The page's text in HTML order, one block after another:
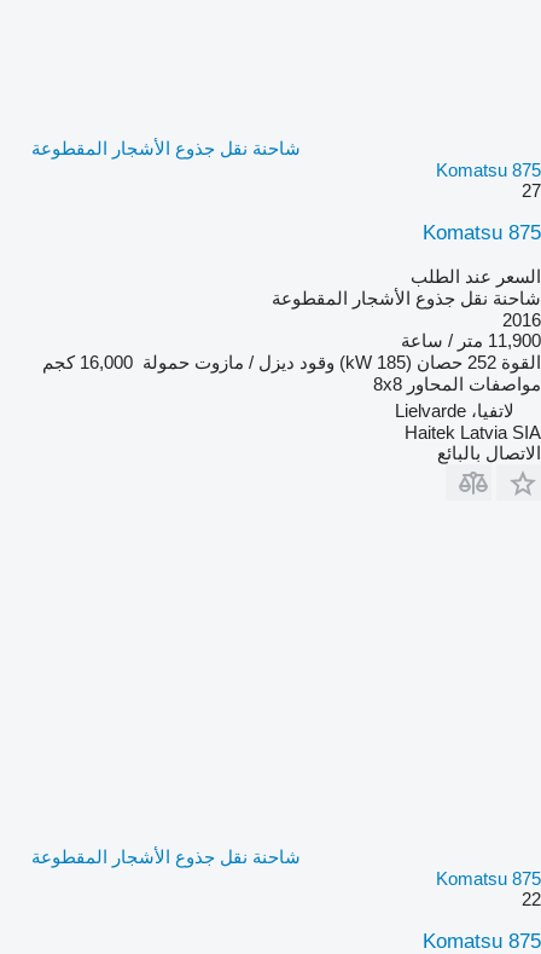
شاحنة نقل جذوع الأشجار المقطوعة
Komatsu 875
27
Komatsu 875
السعر عند الطلب
شاحنة نقل جذوع الأشجار المقطوعة
2016
11,900 متر / ساعة
القوة 252 حصان (185 kW) وقود ديزل / مازوت حمولة 16,000 كجم
مواصفات المحاور 8x8
لاتفيا، Lielvarde
Haitek Latvia SIA
الاتصال بالبائع
شاحنة نقل جذوع الأشجار المقطوعة
Komatsu 875
22
Komatsu 875